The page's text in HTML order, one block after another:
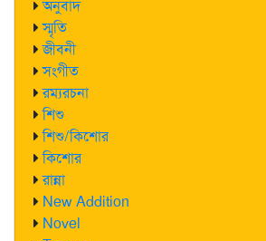
অনুবাদ
স্মৃতি
জীবনী
সংগীত
রম্যরচনা
শিশু
শিশু/কিশোর
কিশোর
রান্না
New Addition
Novel